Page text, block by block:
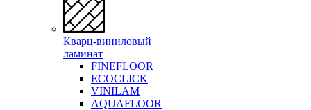
Кварц-виниловый
ламинат
FINEFLOOR
ECOCLICK
VINILAM
AQUAFLOOR